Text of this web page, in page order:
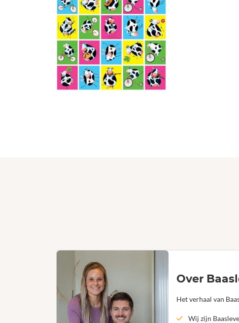
Over
Het verhaal van
Wij zijn